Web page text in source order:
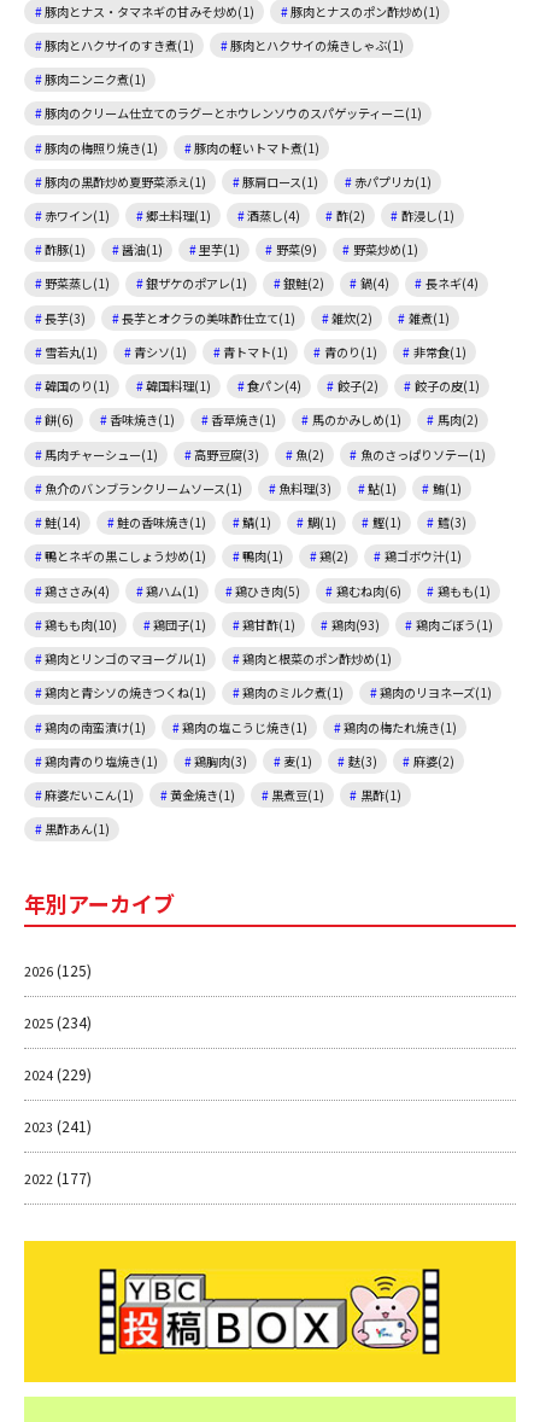
豚肉とナス・タマネギの甘みそ炒め(1)
豚肉とナスのポン酢炒め(1)
豚肉とハクサイのすき煮(1)
豚肉とハクサイの焼きしゃぶ(1)
豚肉ニンニク煮(1)
豚肉のクリーム仕立てのラグーとホウレンソウのスパゲッティーニ(1)
豚肉の梅照り焼き(1)
豚肉の軽いトマト煮(1)
豚肉の黒酢炒め夏野菜添え(1)
豚肩ロース(1)
赤パプリカ(1)
赤ワイン(1)
郷土料理(1) 酒蒸し(4) 酢(2)
酢浸し(1)
酢豚(1)
醤油(1) 里芋(1) 野菜(9)
野菜炒め(1)
野菜蒸し(1)
銀ザケのポアレ(1) 銀鮭(2) 鍋(4)
長ネギ(4)
長芋(3)
長芋とオクラの美味酢仕立て(1) 雑炊(2)
雑煮(1)
雪若丸(1)
青シソ(1) 青トマト(1) 青のり(1)
非常食(1)
韓国のり(1)
韓国料理(1) 食パン(4) 餃子(2)
餃子の皮(1)
餅(6)
香味焼き(1) 香草焼き(1) 馬のかみしめ(1)
馬肉(2)
馬肉チャーシュー(1)
高野豆腐(3) 魚(2)
魚のさっぱりソテー(1)
魚介のバンブランクリームソース(1)
魚料理(3) 鮎(1)
鮪(1)
鮭(14)
鮭の香味焼き(1) 鯖(1) 鯛(1) 鰹(1)
鱈(3)
鴨とネギの黒こしょう炒め(1)
鴨肉(1) 鶏(2)
鶏ゴボウ汁(1)
鶏ささみ(4)
鶏ハム(1) 鶏ひき肉(5) 鶏むね肉(6)
鶏もも(1)
鶏もも肉(10)
鶏団子(1) 鶏甘酢(1) 鶏肉(93)
鶏肉ごぼう(1)
鶏肉とリンゴのマヨーグル(1)
鶏肉と根菜のポン酢炒め(1)
鶏肉と青シソの焼きつくね(1)
鶏肉のミルク煮(1)
鶏肉のリヨネーズ(1)
鶏肉の南蛮漬け(1)
鶏肉の塩こうじ焼き(1)
鶏肉の梅たれ焼き(1)
鶏肉青のり塩焼き(1)
鶏胸肉(3) 麦(1) 麩(3)
麻婆(2)
麻婆だいこん(1)
黄金焼き(1) 黒煮豆(1)
黒酢(1)
黒酢あん(1)
年別アーカイブ
2026(125)
2025(234)
2024(229)
2023 (241)
2022(177)